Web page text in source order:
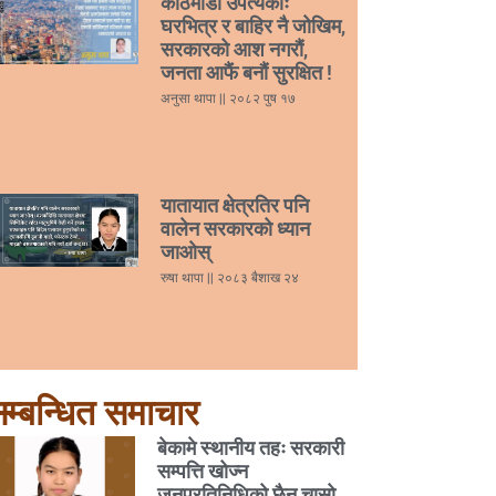
घरभित्र र बाहिर नै जोखिम,
सरकारको आश नगरौं,
जनता आफैं बनौं सुरक्षित !
अनुसा थापा २०८२ पुष १७
यातायात क्षेत्रतिर पनि
वालेन सरकारको ध्यान
जाओस्
रुषा थापा २०८३ बैशाख २४
समाचार
बेकामे स्थानीय तहः सरकारी
सम्पत्ति खोज्न